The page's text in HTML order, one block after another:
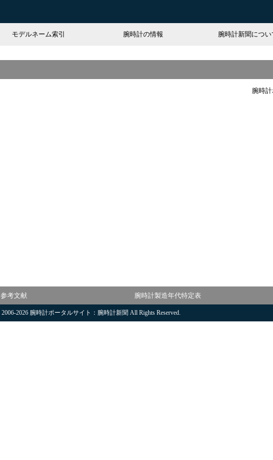
モデルネーム索引 腕時計の情報 腕時計新聞につい
腕時
参考文献 腕時計製造年代特定表
2006-2026 腕時計ポータルサイト：腕時計新聞 All Rights Reserved.